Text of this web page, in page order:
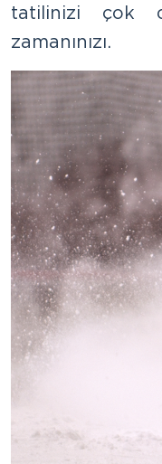
tatilinizi çok
zamanınızı.